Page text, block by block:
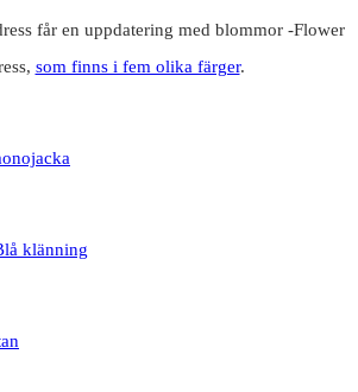
får en uppdatering med blommor -Flower
som finns i fem olika färger.
klänning